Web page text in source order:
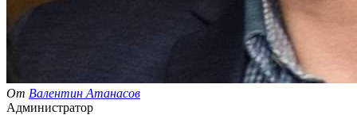
От Валентин Атанасов
Администратор